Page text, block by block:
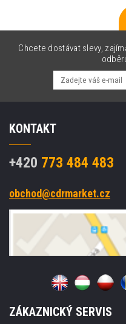
Chcete dostávat slevy,
KONTAKT
+420 773 484 483
obchod@cdrmarket.cz
ZÁKAZNICKÝ SERVIS